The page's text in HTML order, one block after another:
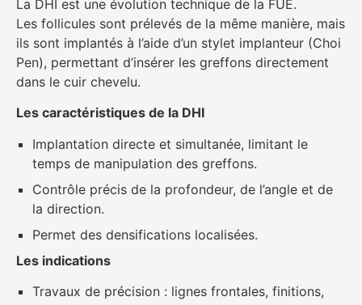
La DHI est une évolution technique de la FUE.
Les follicules sont prélevés de la même manière, mais
ils sont implantés à l’aide d’un stylet implanteur (Choi
Pen), permettant d’insérer les greffons directement
dans le cuir chevelu.
Les caractéristiques de la DHI
Implantation directe et simultanée, limitant le
temps de manipulation des greffons.
Contrôle précis de la profondeur, de l’angle et de
la direction.
Permet des densifications localisées.
Les indications
Travaux de précision : lignes frontales, finitions,